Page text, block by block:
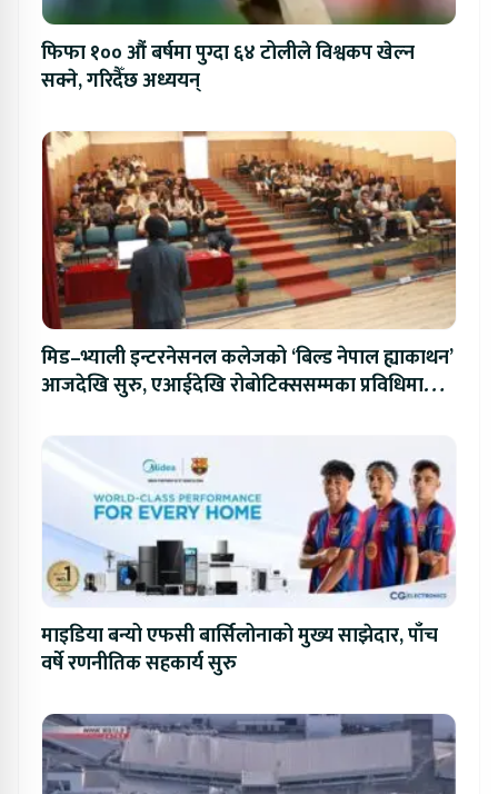
फिफा १०० औं बर्षमा पुग्दा ६४ टोलीले विश्वकप खेल्न
सक्ने, गरिदैँछ अध्ययन्
मिड–भ्याली इन्टरनेसनल कलेजको ‘बिल्ड नेपाल ह्याकाथन’
आजदेखि सुरु, एआईदेखि रोबोटिक्ससम्मका प्रविधिमा
माइडिया बन्यो एफसी बार्सिलोनाको मुख्य साझेदार, पाँच
वर्षे रणनीतिक सहकार्य सुरु